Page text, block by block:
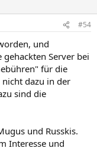
#54
und
Server bei
für die
dazu in der
sind die
und Russkis.
Interesse und